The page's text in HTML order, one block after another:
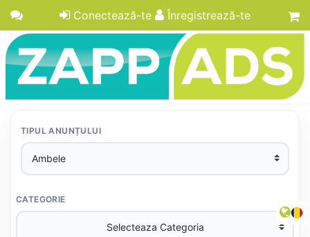
Conectează-te Înregistrează-te
TIPUL ANUNȚULUI
CATEGORIE